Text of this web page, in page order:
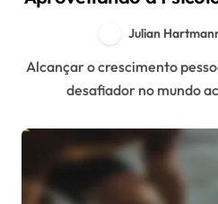
Julian
Alcançar o crescimento pessoal e a resiliência pode ser
desafiador no mundo